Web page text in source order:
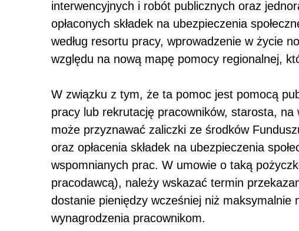
interwencyjnych i robót publicznych oraz
opłaconych składek na ubezpieczenia
według resortu pracy, wprowadzenie w życie
względu na nową mapę pomocy regionalnej,
W związku z tym, że ta pomoc jest pomocą
pracy lub rekrutację pracowników, starosta,
może przyznawać zaliczki ze środków
oraz opłacenia składek na ubezpieczenia
wspomnianych prac. W umowie o taką
pracodawcą), należy wskazać termin
dostanie pieniędzy wcześniej niż maksymalnie
wynagrodzenia pracownikom.